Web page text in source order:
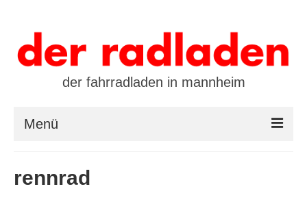
der fahrradladen in mannheim
Menü
rennrad